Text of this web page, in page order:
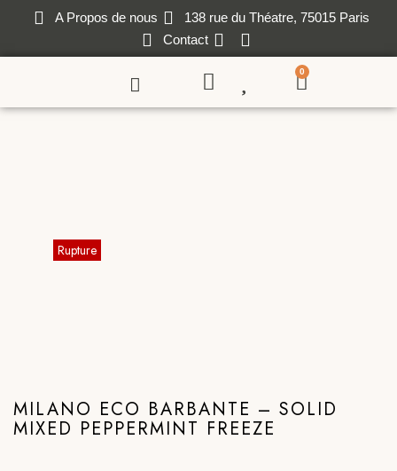
A Propos de nous
138 rue du Théatre, 75015 Paris
Contact
0
MILANO ECO BARBANTE – SOLID
MIXED PEPPERMINT FREEZE